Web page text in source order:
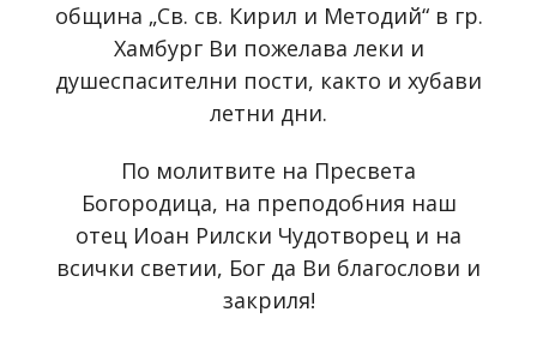
община „Св. св. Кирил и Методий“ в гр.
Хамбург Ви пожелава леки и
душеспасителни пости, както и хубави
летни дни.
По молитвите на Пресвета
Богородица, на преподобния наш
отец Иоан Рилски Чудотворец и на
всички светии, Бог да Ви благослови и
закриля!